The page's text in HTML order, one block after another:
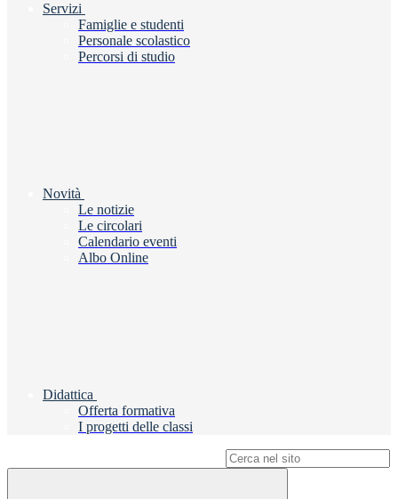
Servizi
Famiglie e studenti
Personale scolastico
Percorsi di studio
Novità
Le notizie
Le circolari
Calendario eventi
Albo Online
Didattica
Offerta formativa
I progetti delle classi